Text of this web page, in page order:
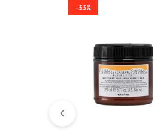
-33%